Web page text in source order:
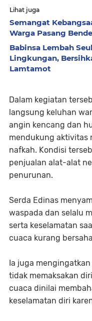
Lihat juga
Semangat
Warga Pasang
Babinsa Lembah
Lingkungan,
Lamtamot
Dalam kegiatan
langsung keluhan
angin kencang dan
mendukung aktivitas
nafkah. Kondisi
penjualan alat-alat
penurunan.
Serda Edinas
waspada dan selalu
serta keselamatan
cuaca kurang
Ia juga
tidak memaksakan
cuaca dinilai
keselamatan diri